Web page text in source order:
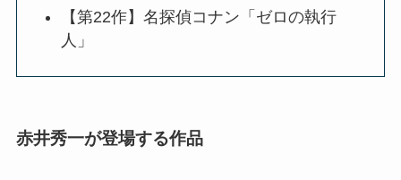
【第22作】名探偵コナン「ゼロの執行
人」
赤井秀一が登場する作品